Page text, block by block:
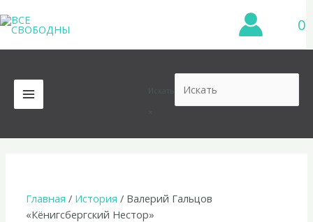
к
содержимому
0
MAIN
MENU
Главная / История / Валерий Гальцов
«Кёнигсбергский Нестор»